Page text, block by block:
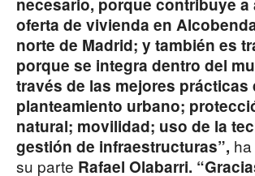
necesario, porque contribuye a
oferta de vivienda en
norte de Madrid; y también es
porque se integra dentro del
través de las mejores prácticas
planteamiento urbano;
natural; movilidad; uso de la
gestión de infraestructuras”,
su parte Rafael Olabarri.